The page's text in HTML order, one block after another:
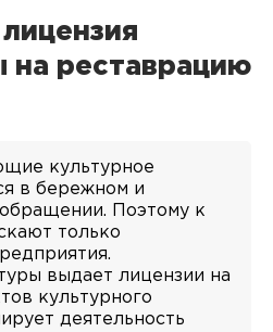
на реставрацию
культурное
в бережном и
Поэтому к
только
выдает лицензии на
культурного
деятельность